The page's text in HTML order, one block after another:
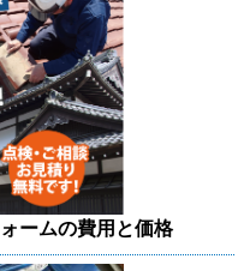
ームの費用と価格